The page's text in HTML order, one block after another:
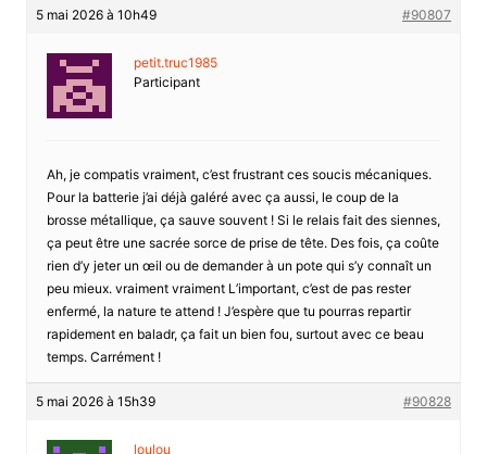
5 mai 2026 à 10h49 #90807
petit.truc1985
Participant
Ah, je compatis vraiment, c’est frustrant ces soucis mécaniques.
Pour la batterie j’ai déjà galéré avec ça aussi, le coup de la
brosse métallique, ça sauve souvent ! Si le relais fait des siennes,
ça peut être une sacrée sorce de prise de tête. Des fois, ça coûte
rien d’y jeter un œil ou de demander à un pote qui s’y connaît un
peu mieux. vraiment vraiment L’important, c’est de pas rester
enfermé, la nature te attend ! J’espère que tu pourras repartir
rapidement en baladr, ça fait un bien fou, surtout avec ce beau
temps. Carrément !
5 mai 2026 à 15h39 #90828
loulou